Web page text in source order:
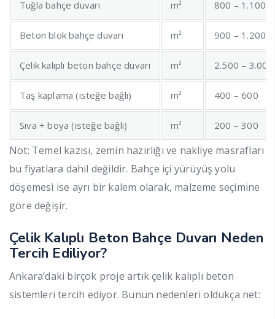
Tuğla bahçe duvarı m² 800 – 1.100
Beton blok bahçe duvarı m² 900 – 1.200
Çelik kalıplı beton bahçe duvarı m² 2.500 – 3.000
Taş kaplama (isteğe bağlı) m² 400 – 600
Sıva + boya (isteğe bağlı) m² 200 – 300
Not: Temel kazısı, zemin hazırlığı ve nakliye masrafları
bu fiyatlara dahil değildir. Bahçe içi yürüyüş yolu
döşemesi ise ayrı bir kalem olarak, malzeme seçimine
göre değişir.
Çelik Kalıplı Beton Bahçe Duvarı Neden
Tercih Ediliyor?
Ankara’daki birçok proje artık çelik kalıplı beton
sistemleri tercih ediyor. Bunun nedenleri oldukça net: